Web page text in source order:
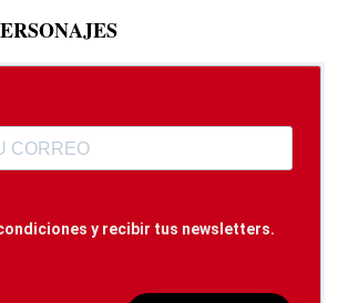
y recibir tus newsletters.